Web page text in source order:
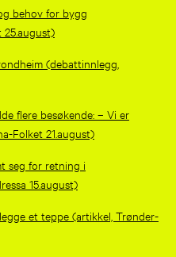
behov for bygg
(debattinnlegg,
flere besøkende: – Vi er
Folket 21.august)
seg for retning i
15.august)
et teppe (artikkel, Trønder-